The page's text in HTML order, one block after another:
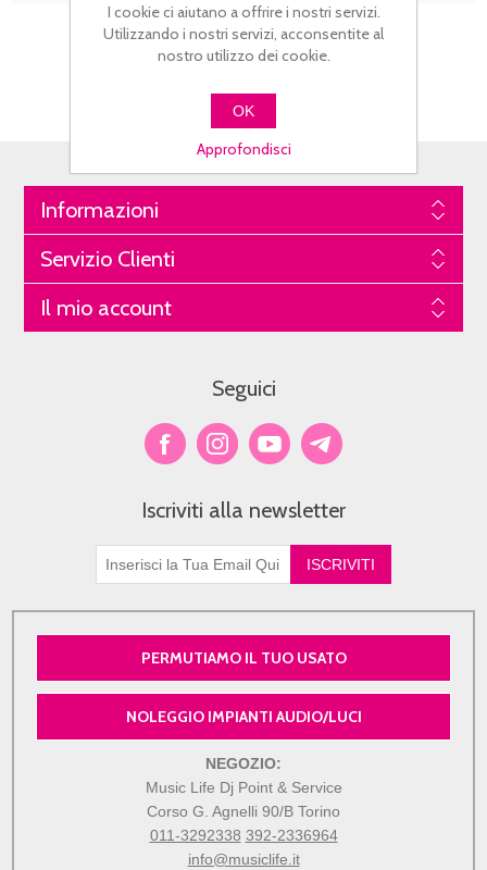
Informazioni
Servizio Clienti
Il mio account
Seguici
Iscriviti alla newsletter
PERMUTIAMO IL TUO USATO
NOLEGGIO IMPIANTI AUDIO/LUCI
NEGOZIO:
Music Life Dj Point & Service
Corso G. Agnelli 90/B Torino
011-3292338 392-2336964
info@musiclife.it
I cookie ci aiutano a offrire i nostri servizi.
Utilizzando i nostri servizi, acconsentite al
nostro utilizzo dei cookie.
OK
Approfondisci